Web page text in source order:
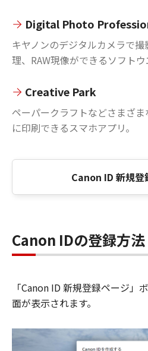
Digital Photo
キヤノンのデジタルカメラで
理、RAW現像ができるソフトウ
Creative Park
ペーパークラフトなどさまざ
に印刷できるスマホアプリ。
Canon ID 新規登
Canon IDの登録方法
「Canon ID 新規登録ページ」
面が表示されます。